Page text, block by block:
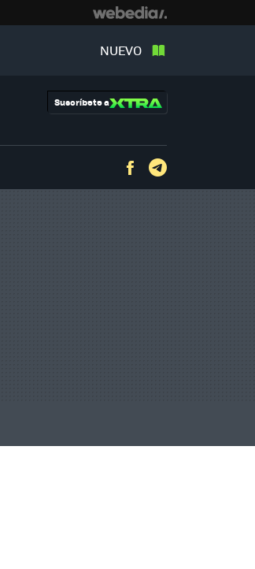
NUEVO
Suscríbete a
Facebook